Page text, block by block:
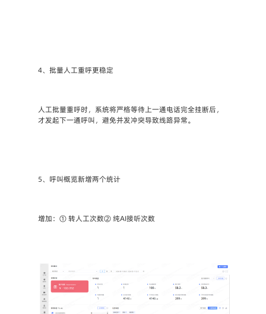
4、批量人工重呼更稳定
人工批量重呼时，系统将严格等待上一通电话完全挂断后，
才发起下一通呼叫，避免并发冲突导致线路异常。
5、呼叫概览新增两个统计
增加：① 转人工次数② 纯AI接听次数